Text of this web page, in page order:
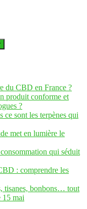
du CBD en France ?
produit conforme et
?
sont les terpènes qui
met en lumière le
qui séduit
: comprendre les
tisanes, bonbons… tout
15 mai